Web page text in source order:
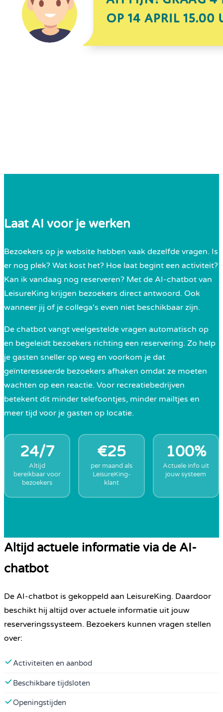
Laat AI voor je werken
Bezoekers op je website hebben vaak dezelfde vragen. Is
er nog plek? Wat kost het? Hoe laat begint een activiteit?
Kan ik vandaag nog reserveren? Met de AI-chatbot van
LeisureKing krijgen bezoekers direct antwoord. Ook
wanneer jij of je collega's even niet beschikbaar zijn.
De chatbot vangt veelgestelde vragen automatisch op
en begeleidt bezoekers richting een reservering. Zo help
je gasten sneller op weg en voorkom je dat
geïnteresseerde bezoekers afhaken omdat ze moeten
wachten op een reactie. Voor recreatiebedrijven
betekent dit minder telefoontjes, minder mailtjes en
meer tijd voor je gasten op locatie.
24/7
Altijd
bereikbaar voor
bezoekers
€25
per maand als
LeisureKing-
klant
100%
Actuele info uit
jouw systeem
Altijd actuele informatie via de AI-
chatbot
De AI-chatbot is gekoppeld aan LeisureKing. Daardoor
beschikt hij altijd over actuele informatie uit jouw
reserveringssysteem. Bezoekers kunnen vragen stellen
over:
Activiteiten en aanbod
Beschikbare tijdsloten
Openingstijden